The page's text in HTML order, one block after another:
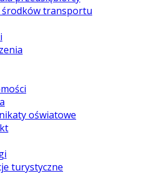
środków transportu
oświatowe
turystyczne